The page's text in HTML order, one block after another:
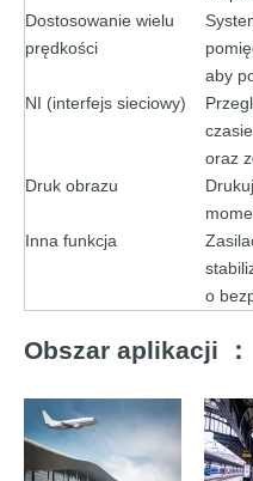
Dostosowanie wielu
prędkości
aby
NI (interfejs sieciowy)
oraz
Druk obrazu
Inna funkcja
o
Obszar aplikacji ：